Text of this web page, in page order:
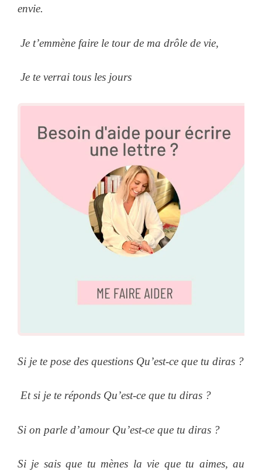
envie.
Je t’emmène faire le tour de ma drôle de vie,
Je te verrai tous les jours
Si je te pose des questions Qu’est-ce que tu diras ?
Et si je te réponds Qu’est-ce que tu diras ?
Si on parle d’amour Qu’est-ce que tu diras ?
Si je sais que tu mènes la vie que tu aimes, au